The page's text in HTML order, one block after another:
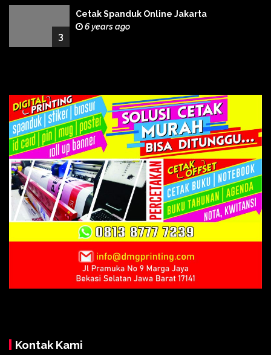
3
Cetak Spanduk Online Jakarta
6 years ago
Kontak Kami